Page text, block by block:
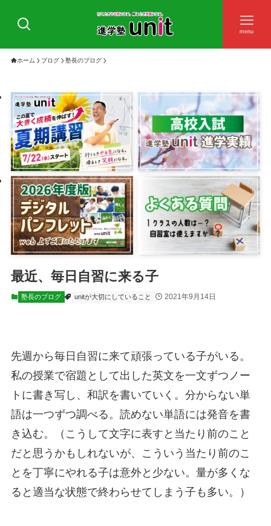
menu
ホーム ブログ 塾長のブログ
最近、毎日自習に来る子
塾長のブログ unitが大切にしていること 2021年9月14日
先週から毎日自習に来て頑張っている子がいる。
私の授業で宿題として出した英文を一文ずつノー
トに書き写し、和訳を書いていく。分からない単
語は一つずつ調べる。読めない単語には発音を書
き込む。（こうして文字に表すと当たり前のこと
だと思うかもしれないが、こういう当たり前のこ
とを丁寧にやれる子は意外と少ない。量が多くな
ると適当な状態で終わらせてしまう子も多い。）